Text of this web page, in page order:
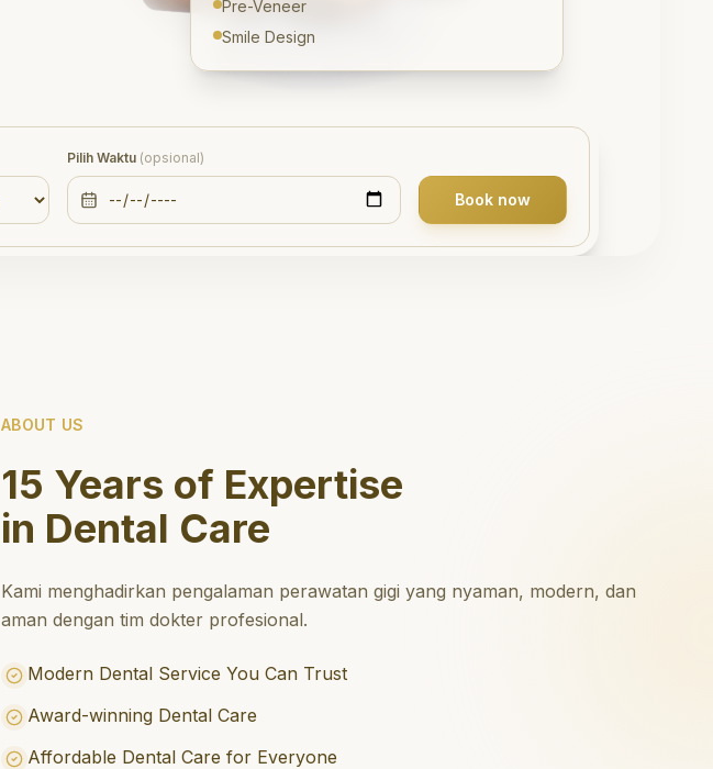
Pre-Veneer
Smile Design
Pilih Waktu (opsional)
Book now
ABOUT US
15 Years of Expertise
in Dental Care
Kami menghadirkan pengalaman perawatan gigi yang nyaman, modern, dan
aman dengan tim dokter profesional.
Modern Dental Service You Can Trust
Award-winning Dental Care
Affordable Dental Care for Everyone